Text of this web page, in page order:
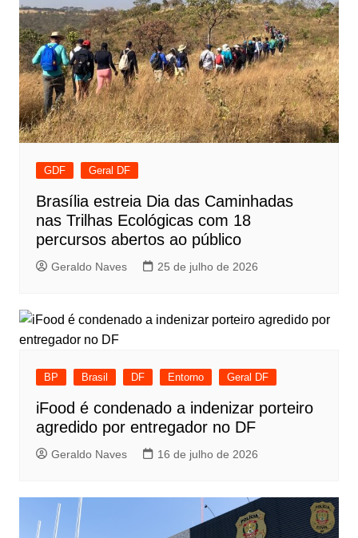
GDF Geral DF
Brasília estreia Dia das Caminhadas
nas Trilhas Ecológicas com 18
percursos abertos ao público
Geraldo Naves 25 de julho de 2026
BP Brasil DF Entorno Geral DF
iFood é condenado a indenizar porteiro
agredido por entregador no DF
Geraldo Naves 16 de julho de 2026